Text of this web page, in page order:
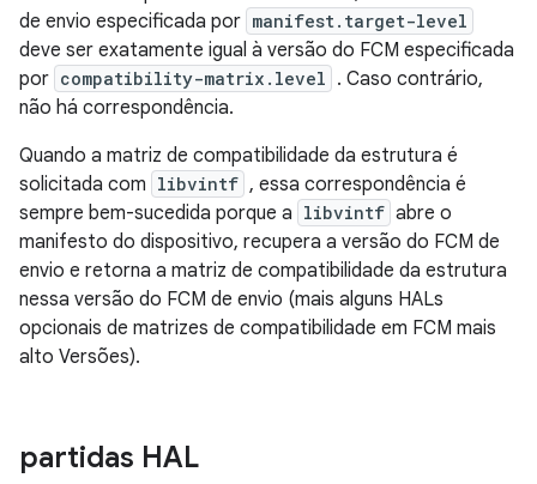
de envio especificada por manifest.target-level
deve ser exatamente igual à versão do FCM especificada
por compatibility-matrix.level . Caso contrário,
não há correspondência.
Quando a matriz de compatibilidade da estrutura é
solicitada com libvintf , essa correspondência é
sempre bem-sucedida porque a libvintf abre o
manifesto do dispositivo, recupera a versão do FCM de
envio e retorna a matriz de compatibilidade da estrutura
nessa versão do FCM de envio (mais alguns HALs
opcionais de matrizes de compatibilidade em FCM mais
alto Versões).
partidas HAL